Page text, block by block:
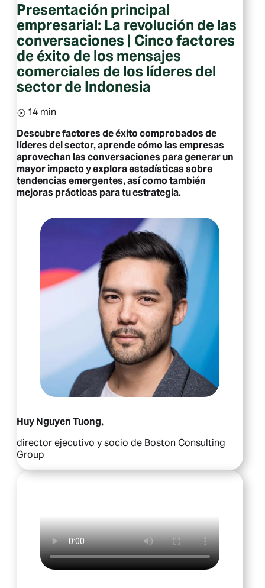
Presentación principal
empresarial: La revolución de las
conversaciones | Cinco factores
de éxito de los mensajes
comerciales de los líderes del
sector de Indonesia
14 min
Descubre factores de éxito comprobados de
líderes del sector, aprende cómo las empresas
aprovechan las conversaciones para generar un
mayor impacto y explora estadísticas sobre
tendencias emergentes, así como también
mejoras prácticas para tu estrategia.
Huy Nguyen Tuong,
director ejecutivo y socio de Boston Consulting
Group